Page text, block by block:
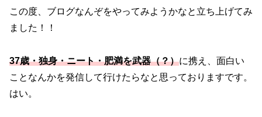
この度、ブログなんぞをやってみようかなと立ち上げてみ
ました！！
37歳・独身・ニート・肥満を武器（？）に携え、面白い
ことなんかを発信して行けたらなと思っておりますです。
はい。